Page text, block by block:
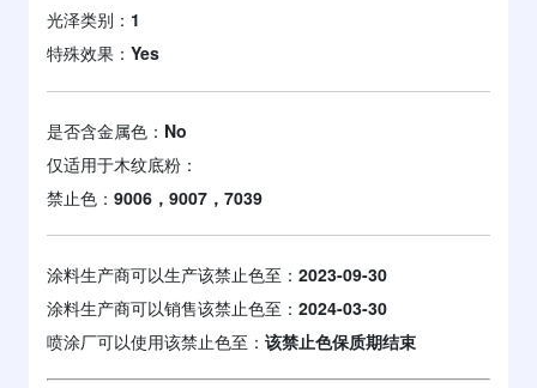
光泽类别： 1
特殊效果： Yes
是否含金属色： No
仅适用于木纹底粉：
禁止色： 9006，9007，7039
涂料生产商可以生产该禁止色至： 2023-09-30
涂料生产商可以销售该禁止色至： 2024-03-30
喷涂厂可以使用该禁止色至： 该禁止色保质期结束